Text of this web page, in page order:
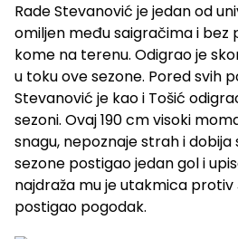
Rade Stevanović je jedan od
omiljen među saigračima i
kome na terenu. Odigrao je
u toku ove sezone. Pored svih
Stevanović je kao i Tošić
sezoni. Ovaj 190 cm visoki
snagu, nepoznaje strah i dobija
sezone postigao jedan gol i
najdraža mu je utakmica protiv
postigao pogodak.